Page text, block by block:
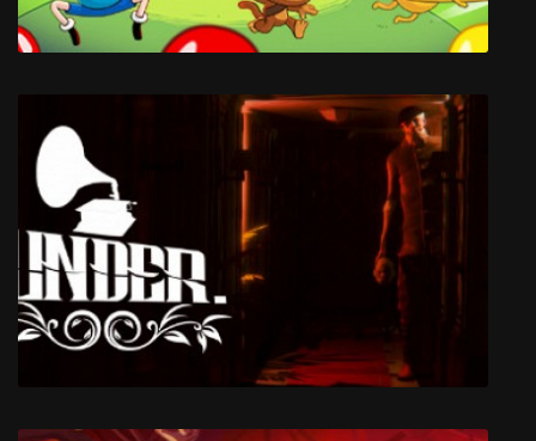
Bloons Adventure Time TD